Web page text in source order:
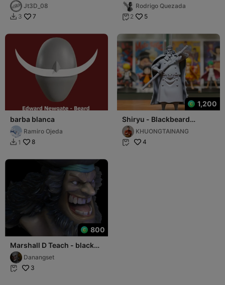
Jt3D_08
 3 7
Rodrigo Quezada
 2 5
barba blanca
Ramiro Ojeda
 1 8
1,200
Shiryu - Blackbeard
Pirates - ONE PIECE
KHUONGTAINANG
 4
800
Marshall D Teach - black
beard Bust -One Piece
Danangset
 3